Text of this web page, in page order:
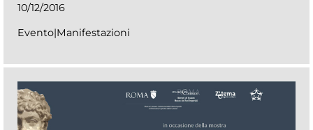
10/12/2016
Evento|Manifestazioni